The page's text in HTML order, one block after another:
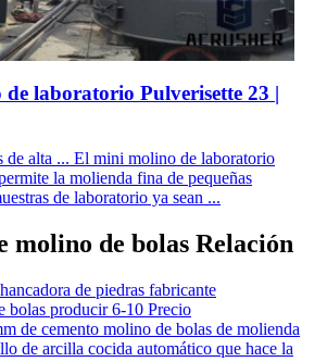
laboratorio Pulverisette 23 |
de alta ... El mini molino de laboratorio
la molienda fina de pequeñas
de laboratorio ya sean ...
molino de bolas Relación
de piedras fabricante
bolas producir 6-10 Precio
de cemento molino de bolas de molienda
de arcilla cocida automático que hace la